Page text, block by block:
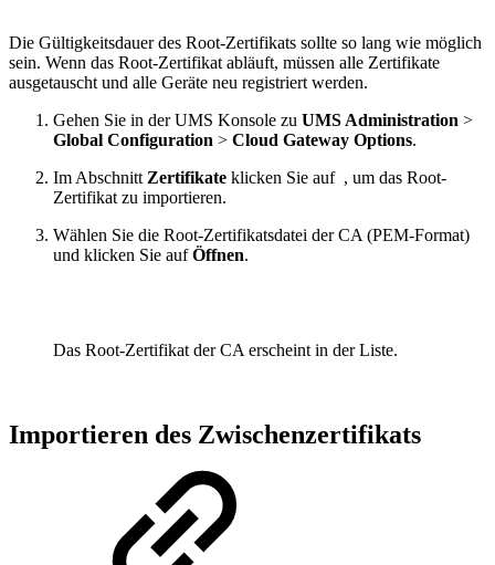
Die Gültigkeitsdauer des Root-Zertifikats sollte so lang wie möglich
sein. Wenn das Root-Zertifikat abläuft, müssen alle Zertifikate
ausgetauscht und alle Geräte neu registriert werden.
Gehen Sie in der UMS Konsole zu UMS Administration >
Global Configuration > Cloud Gateway Options.
Im Abschnitt Zertifikate klicken Sie auf , um das Root-
Zertifikat zu importieren.
Wählen Sie die Root-Zertifikatsdatei der CA (PEM-Format)
und klicken Sie aufÖffnen.
Das Root-Zertifikat der CA erscheint in der Liste.
Importieren des Zwischenzertifikats